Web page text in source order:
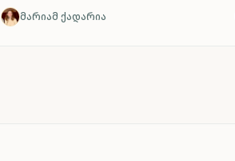
მარიამ ქადარია